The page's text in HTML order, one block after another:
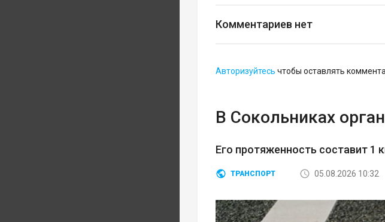
Комментариев нет
Авторизуйтесь чтобы оставлять
В Сокольниках
Его протяженность составит 1
ТРАНСПОРТ 05.08.2026 10:32